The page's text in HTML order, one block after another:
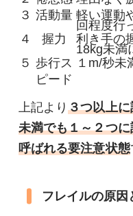
３ 活動量 軽い運動
回程度行
４
握力 利き手の
18kg未満
５ 歩行ス
ピード
１m/秒未
上記より３つ以上
未満でも１～２つ
呼ばれる要注意状態
フレイルの原因